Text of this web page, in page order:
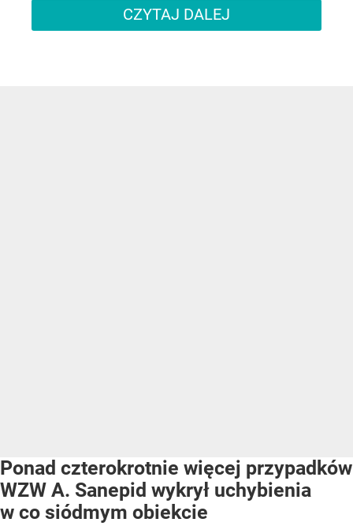
CZYTAJ DALEJ
Ponad czterokrotnie więcej przypadków
WZW A. Sanepid wykrył uchybienia
w co siódmym obiekcie